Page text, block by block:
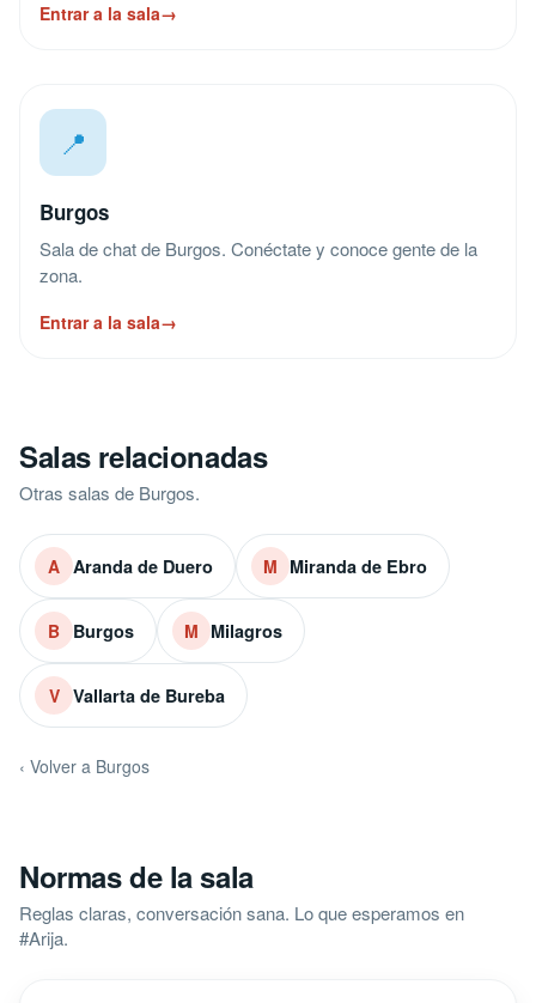
Entrar a la sala→
📍
Burgos
Sala de chat de Burgos. Conéctate y conoce gente de la
zona.
Entrar a la sala→
Salas relacionadas
Otras salas de Burgos.
A Aranda de Duero M Miranda de Ebro
B Burgos M Milagros
V Vallarta de Bureba
‹ Volver a Burgos
Normas de la sala
Reglas claras, conversación sana. Lo que esperamos en
#Arija.